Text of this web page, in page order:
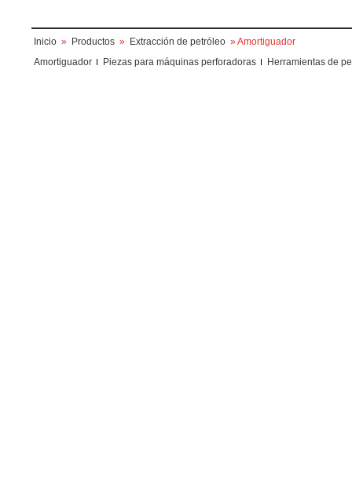
Inicio » Productos » Extracción de petróleo » Amortiguador
Amortiguador
Piezas para máquinas perforadoras Herramientas de